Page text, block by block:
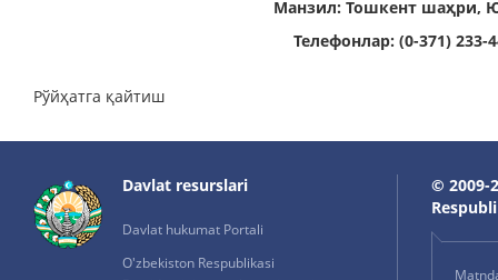
Манзил: Тошкент шаҳри,
Телефонлар: (0-371) 233-
Рўйҳатга қайтиш
Davlat resurslari
Davlat hukumat Portali
O'zbekiston Respublikasi
© 2009-